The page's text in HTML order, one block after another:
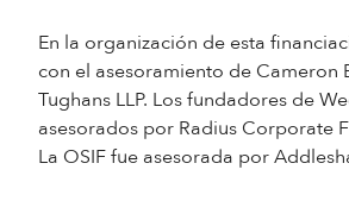
En la organización de esta
con el asesoramiento de Cameron
Tughans LLP. Los fundadores de
asesorados por Radius Corporate
La OSIF fue asesorada por